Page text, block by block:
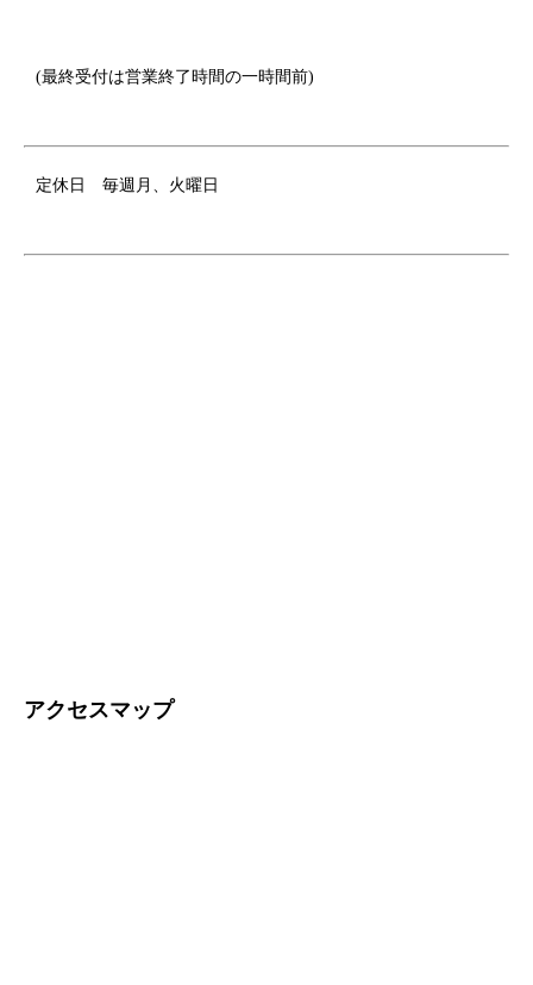
(最終受付は営業終了時間の一時間前)
定休日 毎週月、火曜日
アクセスマップ